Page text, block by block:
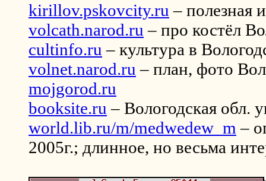
kirillov.pskovcity.ru – полезная
volcath.narod.ru – про костёл
cultinfo.ru – культура в
volnet.narod.ru – план, фото
mojgorod.ru
booksite.ru – Вологодская обл.
world.lib.ru/m/medwedew_m –
2005г.; длинное, но весьма